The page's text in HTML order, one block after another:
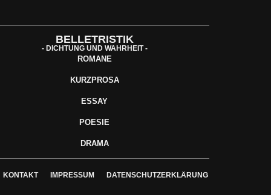
BELLETRISTIK
- DICHTUNG UND WAHRHEIT -
ROMANE
KURZPROSA
ESSAY
POESIE
DRAMA
IMPRESSUM DATENSCHUTZERKLÄRUNG